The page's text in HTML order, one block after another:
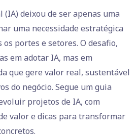
deixou de ser apenas uma
uma necessidade estratégica
portes e setores. O desafio,
em adotar IA, mas em
que gere valor real, sustentável
do negócio. Segue um guia
projetos de IA, com
valor e dicas para transformar